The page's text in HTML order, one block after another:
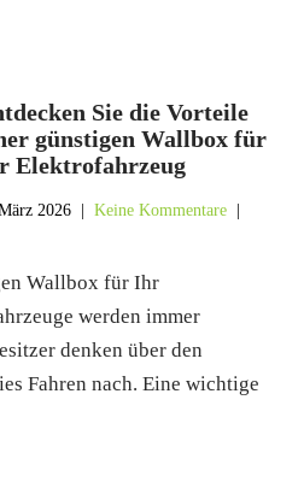
Sie die Vorteile
günstigen Wallbox für
Elektrofahrzeug
2026 |Keine Kommentare
Wallbox für Ihr
werden immer
denken über den
Fahren nach. Eine wichtige